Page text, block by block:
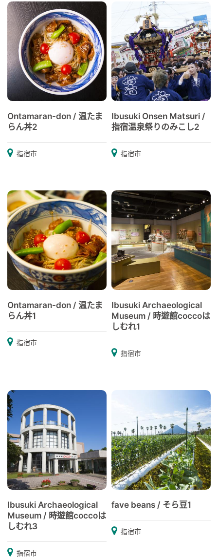
Ontamaran-don / 温たま
らん丼2
指宿市
Ibusuki Onsen Matsuri /
指宿温泉祭りのみこし2
指宿市
Ontamaran-don / 温たま
らん丼1
指宿市
Ibusuki Archaeological
Museum / 時遊館coccoは
しむれ1
指宿市
Ibusuki Archaeological
Museum / 時遊館coccoは
しむれ3
指宿市
fave beans / そら豆1
指宿市